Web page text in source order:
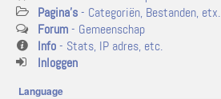
Pagina's- Categoriën, Bestanden, etx.
Forum- Gemeenschap
Info- Stats, IP adres, etc.
Inloggen
Language